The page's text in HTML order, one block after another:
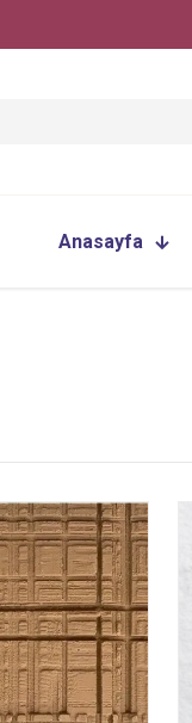
Anasayfa